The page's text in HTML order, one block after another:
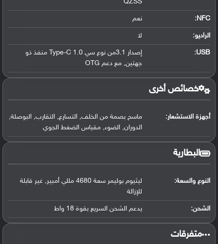
QZSS
NFC
: نعم
الراديو: لا
USB
:
إصدار 3.1من نوع سي Type-C 1.0 منفذ ذو
جهتين, مع دعم OTG
خصائص أخرى
أجهزة الاستشعار:
ماسح بصمة من الخلف, التسارع, التقارب, البوصلة,
الدوران, الضوء, مقياس الضغط الجوي
البطارية
النوع والسعة:
ليثيوم بوليمر سعة 4680 مللي أمبير, غير قابلة
للإزالة
الشحن: يدعم الشحن السريع بقوة 18 واط
‏متفرقات‏